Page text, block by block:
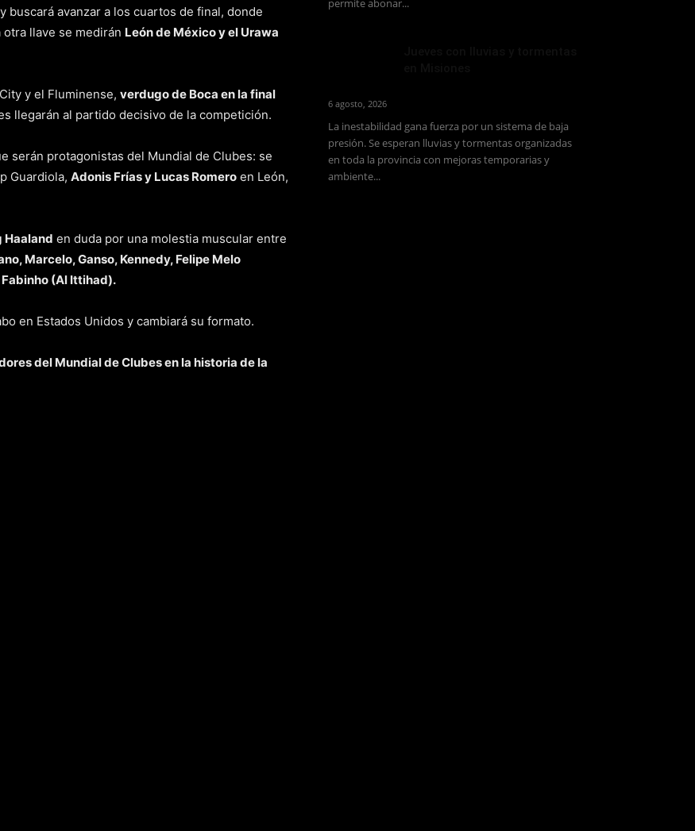
buscará avanzar a los cuartos de final, donde
llave se medirán León de México y el Urawa
y el Fluminense, verdugo de Boca en la final
llegarán al partido decisivo de la competición.
serán protagonistas del Mundial de Clubes: se
Guardiola, Adonis Frías y Lucas Romero en León,
Haaland en duda por una molestia muscular entre
Marcelo, Ganso, Kennedy, Felipe Melo
Fabinho (Al Ittihad).
en Estados Unidos y cambiará su formato.
del Mundial de Clubes en la historia de la
permite abonar...
6 agosto, 2026
La inestabilidad gana fuerza por un sistema de baja
presión. Se esperan lluvias y tormentas organizadas
en toda la provincia con mejoras temporarias y
ambiente...